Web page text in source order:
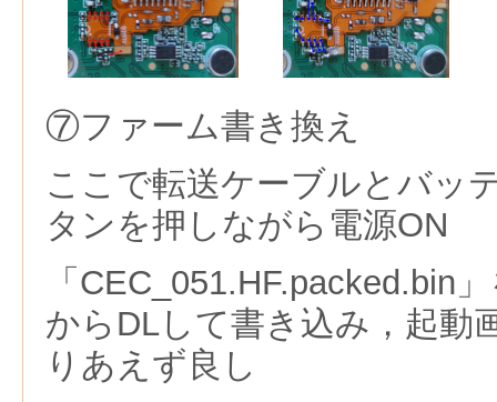
⑦ファーム書き換え
ここで転送ケーブルとバッ
タンを押しながら電源ON
「CEC_051.HF.packed.bin
からDLして書き込み，起動
りあえず良し